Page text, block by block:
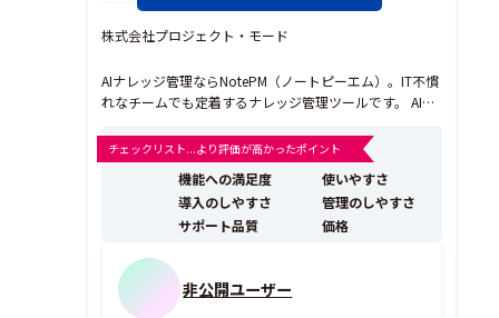
株式会社プロジェクト・モード
AIナレッジ管理ならNotePM（ノートピーエム）。IT不慣
れなチームでも定着するナレッジ管理ツールです。 AIチ
で、知りたいが数秒で見つかる。 添付ファイルの中身ま
で全文検索し、属人化を解消します。 登録社数12,000社
以上・継続率99％超、大手・金融機関...
チェックリスト...より評価が高かったポイント
機能への満足度
使いやすさ
導入のしやすさ
管理のしやすさ
サポート品質
価格
非公開ユーザー